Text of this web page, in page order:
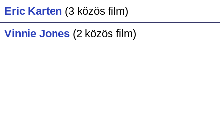
Eric Karten (3 közös film)
Vinnie Jones (2 közös film)